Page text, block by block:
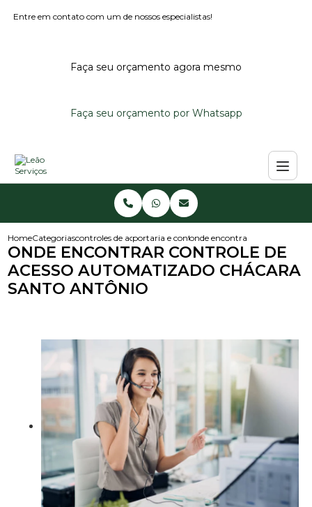
Entre em contato com um de nossos especialistas!
Faça seu orçamento agora mesmo
Faça seu orçamento por Whatsapp
HomeCategoriascontroles de acessoportaria e controle de acessoonde encontrar controle de
ONDE ENCONTRAR CONTROLE DE
ACESSO AUTOMATIZADO CHÁCARA
SANTO ANTÔNIO